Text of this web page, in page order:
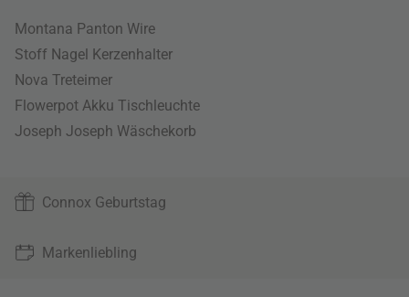
Montana Panton Wire
Stoff Nagel Kerzenhalter
Nova Treteimer
Flowerpot Akku Tischleuchte
Joseph Joseph Wäschekorb
Connox Geburtstag
Markenliebling